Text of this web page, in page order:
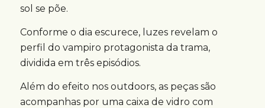
sol se põe.
Conforme o dia escurece, luzes revelam o
perfil do vampiro protagonista da trama,
dividida em três episódios.
Além do efeito nos outdoors, as peças são
acompanhas por uma caixa de vidro com